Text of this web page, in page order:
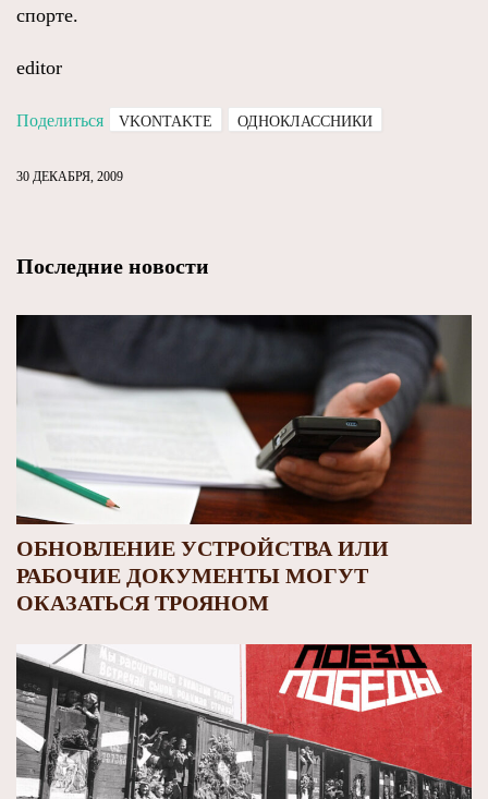
спорте.
editor
Поделиться VKONTAKTE ОДНОКЛАССНИКИ
30 ДЕКАБРЯ, 2009
Последние новости
ОБНОВЛЕНИЕ УСТРОЙСТВА ИЛИ
РАБОЧИЕ ДОКУМЕНТЫ МОГУТ
ОКАЗАТЬСЯ ТРОЯНОМ